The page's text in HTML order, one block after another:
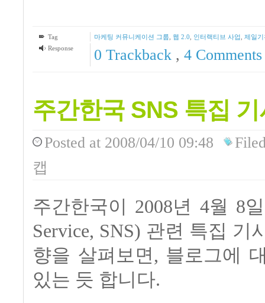
Tag 마케팅 커뮤니케이션 그룹 웹 2.0 인터랙티브 사업 제일기
Response
0 Trackback , 4Comments
주간한국 SNS 특집 기
Posted at 2008/04/10 09:48
캡
주간한국이 2008년 4월 8
Service, SNS) 관련 특집
향을 살펴보면, 블로그에
있는 듯 합니다.